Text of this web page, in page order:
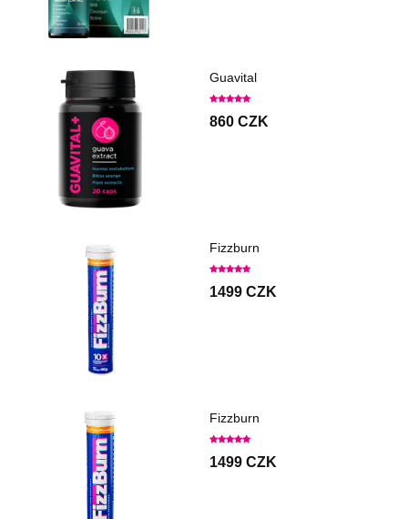
Guavital
860 CZK
Fizzburn
1499 CZK
Fizzburn
1499 CZK